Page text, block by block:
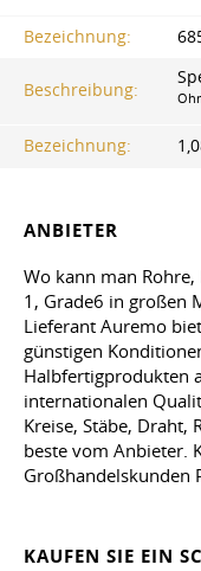
Bezeichnung:
Beschreibung:
Bezeichnung:
ANBIETER
Wo kann man Rohre,
1, Grade6 in großen
Lieferant Auremo
günstigen
Halbfertigprodukten
internationalen
Kreise, Stäbe, Draht,
beste vom Anbieter.
Großhandelskunden
KAUFEN SIE EIN